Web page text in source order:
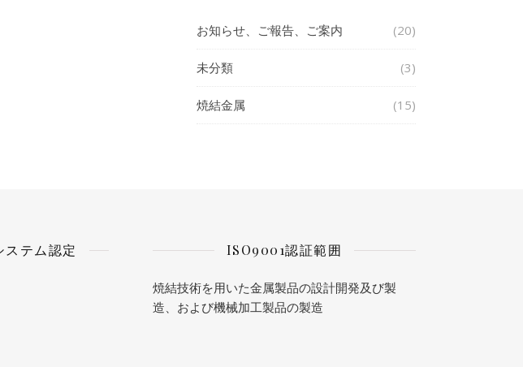
お知らせ、ご報告、ご案内 (20)
未分類 (3)
焼結金属 (15)
ステム認定 ISO9001認証範囲
焼結技術を用いた金属製品の設計開発及び製
造、および機械加工製品の製造